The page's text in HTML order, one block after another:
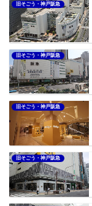
旧そごう・神戸阪急
旧そごう・神戸阪急
旧そごう・神戸阪急
旧そごう・神戸阪急